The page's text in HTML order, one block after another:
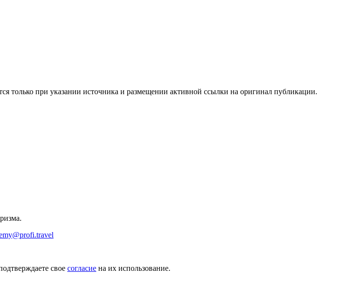
только при указании источника и размещении активной ссылки на оригинал публикации.
свое согласие на их использование.